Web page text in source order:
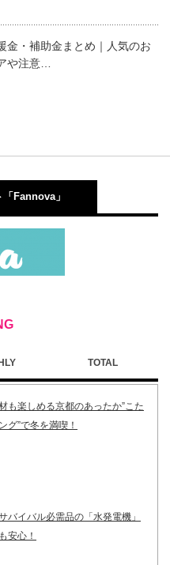
金・補助金まとめ｜人気のお
や注意…
Fannova」
TOTAL
も楽しめる京都のあったか”こた
グ”で冬を満喫！
バイバル必需品の「水発電機」
安心！